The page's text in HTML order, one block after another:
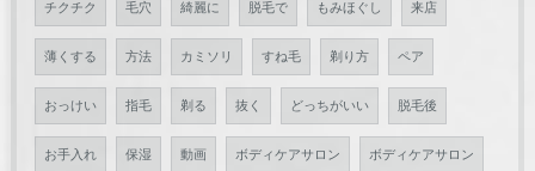
チクチク 毛穴 綺麗に 脱毛で もみほぐし 来店
薄くする 方法 カミソリ すね毛 剃り方 ペア
おっけい 指毛 剃る 抜く どっちがいい 脱毛後
お手入れ 保湿 動画 ボディケアサロン ボディケアサロン